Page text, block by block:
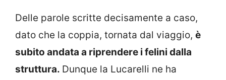
Delle parole scritte decisamente a caso,
dato che la coppia, tornata dal viaggio, è
subito andata a riprendere i felini dalla
struttura. Dunque la Lucarelli ne ha